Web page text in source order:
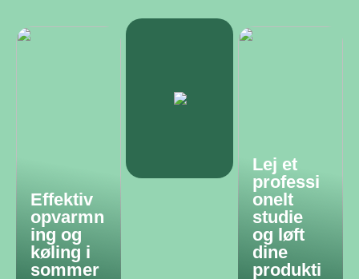
Effektiv
opvarmn
ing og
køling i
sommer
Lej et
professi
onelt
studie
og løft
dine
produkti